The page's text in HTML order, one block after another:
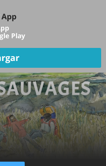
TV EN VIVO
DEPORTES
NOTICIAS
PELÍCULAS Y SERIES
KIDS
Play